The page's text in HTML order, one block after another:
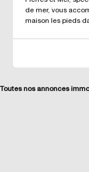
de mer, vous
maison les pieds
Toutes nos annonces